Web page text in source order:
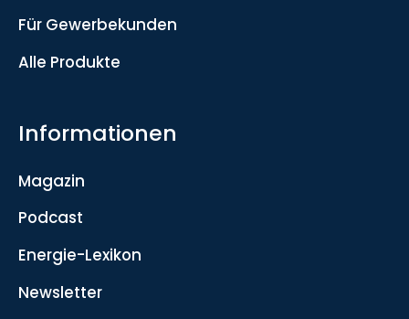
Für Gewerbekunden
Alle Produkte
Informationen
Magazin
Podcast
Energie-Lexikon
Newsletter